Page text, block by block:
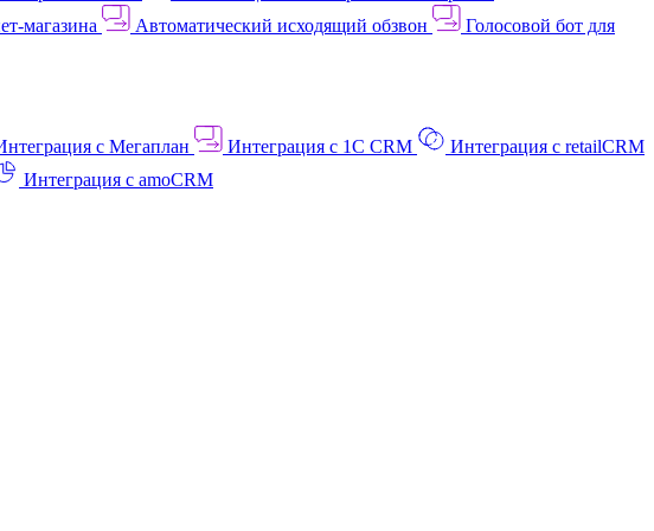
Автоматический исходящий обзвон
Голосовой бот для
с Мегаплан Интеграция с 1C CRM
Интеграция с retailCRM
Интеграция с amoCRM